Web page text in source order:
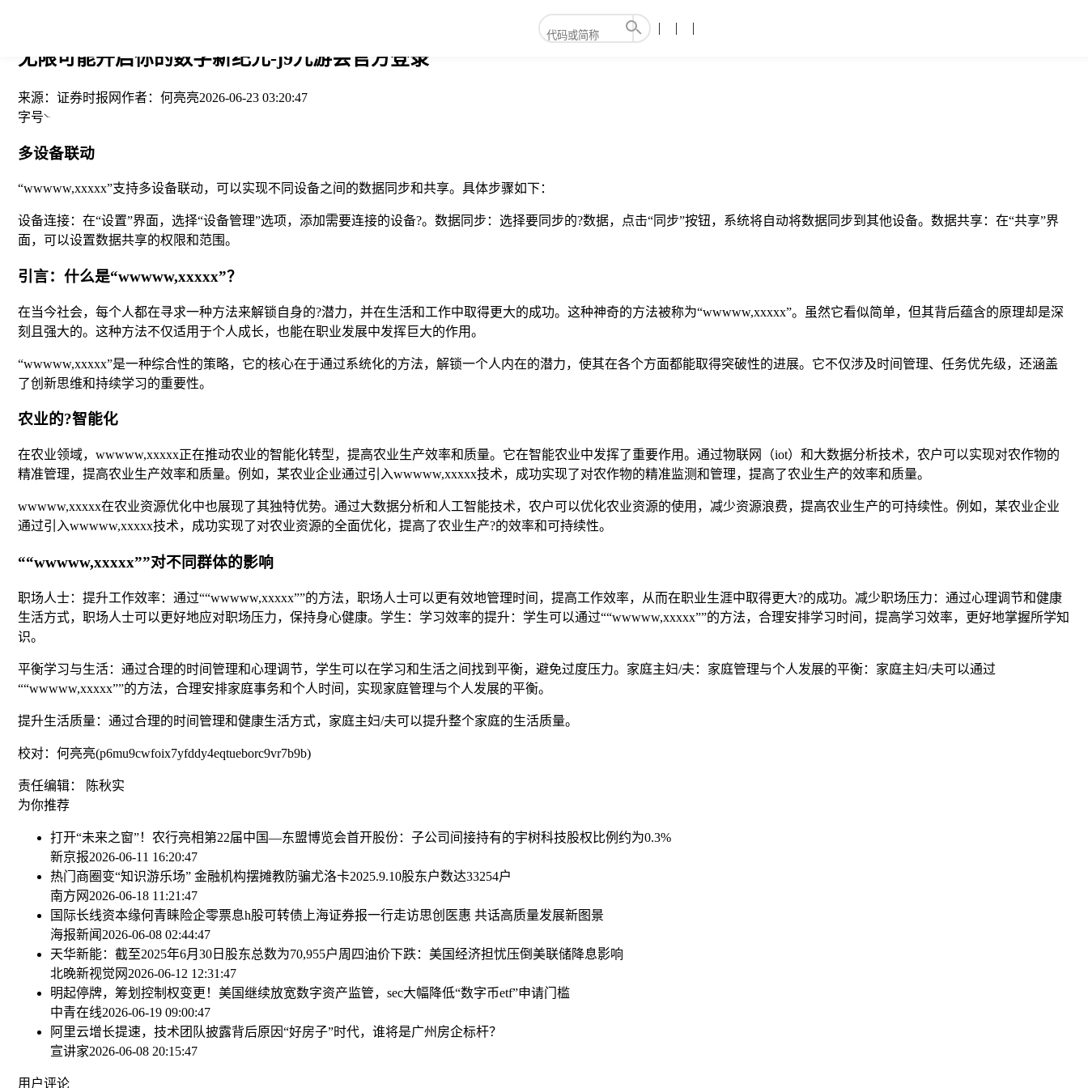
无限可能开启你的数字新纪元-j9九游会官方登录
来源： 证券时报网作者： 何亮亮2026-06-23 03:20:47
字号
多设备联动
“wwwww,xxxxx”支持多设备联动，可以实现不同设备之间的数据同步和共享。具体步骤如下：
设备连接：在“设置”界面，选择“设备管理”选项，添加需要连接的设备?。数据同步：选择要同步的?数据，点击“同步”按钮，系统将自动将数据同步到其他设备。数据共享：在“共享”界
面，可以设置数据共享的权限和范围。
引言：什么是“wwwww,xxxxx”？
在当今社会，每个人都在寻求一种方法来解锁自身的?潜力，并在生活和工作中取得更大的成功。这种神奇的方法被称为“wwwww,xxxxx”。虽然它看似简单，但其背后蕴含的原理却是深
刻且强大的。这种方法不仅适用于个人成长，也能在职业发展中发挥巨大的作用。
“wwwww,xxxxx”是一种综合性的策略，它的核心在于通过系统化的方法，解锁一个人内在的潜力，使其在各个方面都能取得突破性的进展。它不仅涉及时间管理、任务优先级，还涵盖
了创新思维和持续学习的重要性。
农业的?智能化
在农业领域，wwwww,xxxxx正在推动农业的智能化转型，提高农业生产效率和质量。它在智能农业中发挥了重要作用。通过物联网（iot）和大数据分析技术，农户可以实现对农作物的
精准管理，提高农业生产效率和质量。例如，某农业企业通过引入wwwww,xxxxx技术，成功实现了对农作物的精准监测和管理，提高了农业生产的效率和质量。
wwwww,xxxxx在农业资源优化中也展现了其独特优势。通过大数据分析和人工智能技术，农户可以优化农业资源的使用，减少资源浪费，提高农业生产的可持续性。例如，某农业企业
通过引入wwwww,xxxxx技术，成功实现了对农业资源的全面优化，提高了农业生产?的效率和可持续性。
““wwwww,xxxxx””对不同群体的影响
职场人士：提升工作效率：通过““wwwww,xxxxx””的方法，职场人士可以更有效地管理时间，提高工作效率，从而在职业生涯中取得更大?的成功。减少职场压力：通过心理调节和健康
生活方式，职场人士可以更好地应对职场压力，保持身心健康。学生：学习效率的提升：学生可以通过““wwwww,xxxxx””的方法，合理安排学习时间，提高学习效率，更好地掌握所学知
识。
平衡学习与生活：通过合理的时间管理和心理调节，学生可以在学习和生活之间找到平衡，避免过度压力。家庭主妇/夫：家庭管理与个人发展的平衡：家庭主妇/夫可以通过
““wwwww,xxxxx””的方法，合理安排家庭事务和个人时间，实现家庭管理与个人发展的平衡。
提升生活质量：通过合理的时间管理和健康生活方式，家庭主妇/夫可以提升整个家庭的生活质量。
校对：何亮亮(p6mu9cwfoix7yfddy4eqtueborc9vr7b9b)
责任编辑： 陈秋实
为你推荐
打开“未来之窗”！农行亮相第22届中国—东盟博览会首开股份：子公司间接持有的宇树科技股权比例约为0.3%
新京报2026-06-11 16:20:47
热门商圈变“知识游乐场” 金融机构摆摊教防骗尤洛卡2025.9.10股东户数达33254户
南方网 2026-06-18 11:21:47
国际长线资本缘何青睐险企零票息h股可转债 上海证券报一行走访思创医惠 共话高质量发展新图景
海报新闻 2026-06-08 02:44:47
天华新能：截至2025年6月30日股东总数为70,955户周四油价下跌：美国经济担忧压倒美联储降息影响
北晚新视觉网 2026-06-12 12:31:47
明起停牌，筹划控制权变更！ 美国继续放宽数字资产监管，sec大幅降低“数字币etf”申请门槛
中青在线2026-06-19 09:00:47
阿里云增长提速，技术团队披露背后原因“好房子”时代，谁将是广州房企标杆？
宣讲家2026-06-08 20:15:47
用户评论